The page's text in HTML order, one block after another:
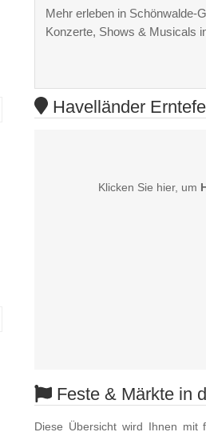
Mehr erleben in Schönwalde-
Konzerte, Shows & Musicals
Havelländer
Klicken Sie hier, um
Feste & Märkte in
Diese Übersicht wird Ihnen mit